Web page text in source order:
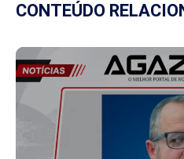
CONTEÚDO